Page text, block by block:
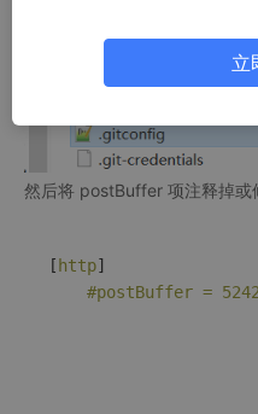
然后将 postBuffer 项注释掉或
[ http]
#postBuffer =
立